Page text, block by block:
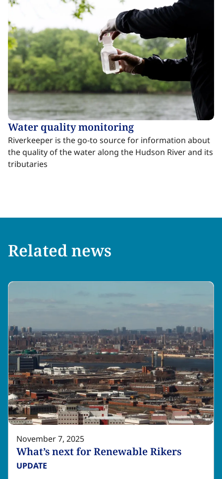
Water quality monitoring​​​​‌ ‍ ​‍​‍‌‍ ‌ ​‍‌‍‍‌‌‍‌ ‌‍‍‌‌‍ ‍​‍​‍​ ‍‍​‍​‍‌ ​ ‌‍​‌‌‍ ‍‌‍‍‌‌ ‌​‌ ‍‌​‍ ‍‌‍‍‌‌‍ ​‍​‍​‍ ​​‍​‍‌‍‍​‌ ​‍‌‍‌‌‌‍‌‍​‍​‍​ ‍‍​‍​‍‌‍‍​‌ ‌​‌ ‌​‌ ​​‌ ​ ​ ‍‍​‍ ​‍ ‌‍​ ‌‍ ‌‌ ​ ​‍ ‍‌‍ ‌‌‍​‌‌‍‍‌‌‍ ‍​‍ ‍​ ​‍​ ​​​ ​‍​ ‌​‌ ​‍‌‍‌‌‌‍‌​‌‍‌‌‌ ​ ‌‍‍‌‌‍‌ ‌‍ ‍​‍ ‍‌ ​‍‌‍‍‌‌ ‌‍‌‍‌‌‌ ​‍‌‍‍ ‌‍‌‌‌‍‌‌‌ ​​‌‍‌‌‌ ​‍​‍ ‍‌‍ ‌ ​‍‌‍‌ ​‍ ‌‍‍‌‌‍ ‍‌ ‌​‌‍‌‌‌‍ ‍‌ ‌​​‍ ‌‍‌‌‌‍‌​‌‍‍‌‌ ‌​​‍ ‌‍ ‌‌‍ ‌‍‌​‌‍‌‌​ ‌‌ ​​‌ ​‍‌‍‌‌‌ ​ ‌‍‌‌‌‍ ‍‌ ‌​‌‍​‌‌ ‌​‌‍‍‌‌‍ ‌‍ ‍​ ‍ ‌‍‍‌‌‍‌​​ ‌‌‍‌​‌‍​‍​ ‍‌​ ​‌​ ​​‌‍​‍‌‍​‍​ ​‌​‍ ‌​ ‌‍‌‍‌​​ ​​‌‍​‍​‍ ‌​ ‌​‌‍‌‍​ ‌‍​ ‍‌​‍ ‌​ ‍​‌‍‌‍​ ‌ ​ ​​​‍ ‌​ ‌‌‌‍‌​​ ​ ​ ​​​ ​​‌‍‌‍​ ‌‍​ ​‍‌‍​‌​ ​​​ ​‍‌‍​ ​ ‍ ‌ ‌​‌ ‍‌‌ ​​‌‍‌‌​ ‌‌‍​ ‌‍​‌‌‍ ‌‌ ​​‌‍​‌‌‍‍‌‌‍‌ ‌‍ ‍​ ‍ ‌ ​​‌‍​‌‌ ‌​‌‍‍​​ ‌‌ ‌​‌‍‍‌‌ ‌​‌‍ ​‌‍‌‌​ ‌‍​‍‌‍​‌‌ ​ ‌‍‌‌‌‌‌‌‌ ​‍‌‍ ​​ ‌‌‍‍​‌ ‌​‌ ‌​‌ ​​‌ ​ ​‍‌‌​ ​ ‌​​‌​‍‌‌​ ​‍‌​‌‍​‍‌‌​ ​‍‌​‌‍‌‍​ ‌‍ ‌‌ ​ ​‍ ‍‌‍ ‌‌‍​‌‌‍‍‌‌‍ ‍​‍ ‍​ ​‍​ ​​​ ​‍​ ‌​‌ ​‍‌‍‌‌‌‍‌​‌‍‌‌‌ ​ ‌‍‍‌‌‍‌ ‌‍ ‍​‍ ‍‌ ​‍‌‍‍‌‌ ‌‍‌‍‌‌‌ ​‍‌‍‍ ‌‍‌‌‌‍‌‌‌ ​​‌‍‌‌‌ ​‍​‍ ‍‌‍ ‌ ​‍‌‍‌ ​‍‌‍‌‍‍‌‌‍‌​​ ‌‌‍‌​‌‍​‍​ ‍‌​ ​‌​ ​​‌‍​‍‌‍​‍​ ​‌​‍ ‌​ ‌‍‌‍‌​​ ​​‌‍​‍​‍ ‌​ ‌​‌‍‌‍​ ‌‍​ ‍‌​‍ ‌​ ‍​‌‍‌‍​ ‌ ​ ​​​‍ ‌​ ‌‌‌‍‌​​ ​ ​ ​​​ ​​‌‍‌‍​ ‌‍​ ​‍‌‍​‌​ ​​​ ​‍‌‍​ ​‍‌‍‌ ‌​‌ ‍‌‌ ​​‌‍‌‌​ ‌‌‍​ ‌‍​‌‌‍ ‌‌ ​​‌‍​‌‌‍‍‌‌‍‌ ‌‍ ‍​‍‌‍‌ ​​‌‍​‌‌ ‌​‌‍‍​​ ‌‌ ‌​‌‍‍‌‌ ‌​‌‍ ​‌‍‌‌​‍‌‍‌ ​​‌‍‌‌‌ ​‍‌ ​ ‌ ​​‌‍‌‌‌‍​ ‌ ‌​‌‍‍‌‌ ‌‍‌‍‌‌​ ‌‌ ​​‌ ‌‌‌‍​‍‌‍ ​‌‍‍‌‌ ​ ‌‍‍​‌‍‌‌‌‍‌​​‍​‍‌ ‌
Riverkeeper is the go-to source for information about
the quality of the water along the Hudson River and its
tributaries​​​​‌ ‍ ​‍​‍‌‍ ‌ ​‍‌‍‍‌‌‍‌ ‌‍‍‌‌‍ ‍​‍​‍​ ‍‍​‍​‍‌ ​ ‌‍​‌‌‍ ‍‌‍‍‌‌ ‌​‌ ‍‌​‍ ‍‌‍‍‌‌‍ ​‍​‍​‍ ​​‍​‍‌‍‍​‌ ​‍‌‍‌‌‌‍‌‍​‍​‍​ ‍‍​‍​‍‌‍‍​‌ ‌​‌ ‌​‌ ​​‌ ​ ​ ‍‍​‍ ​‍ ‌‍​ ‌‍ ‌‌ ​ ​‍ ‍‌‍ ‌‌‍​‌‌‍‍‌‌‍ ‍​‍ ‍​ ​‍​ ​​​ ​‍​ ‌​‌ ​‍‌‍‌‌‌‍‌​‌‍‌‌‌ ​ ‌‍‍‌‌‍‌ ‌‍ ‍​‍ ‍‌ ​‍‌‍‍‌‌ ‌‍‌‍‌‌‌ ​‍‌‍‍ ‌‍‌‌‌‍‌‌‌ ​​‌‍‌‌‌ ​‍​‍ ‍‌‍ ‌ ​‍‌‍‌ ​‍ ‌‍‍‌‌‍ ‍‌ ‌​‌‍‌‌‌‍ ‍‌ ‌​​‍ ‌‍‌‌‌‍‌​‌‍‍‌‌ ‌​​‍ ‌‍ ‌‌‍ ‌‍‌​‌‍‌‌​ ‌‌ ​​‌ ​‍‌‍‌‌‌ ​ ‌‍‌‌‌‍ ‍‌ ‌​‌‍​‌‌ ‌​‌‍‍‌‌‍ ‌‍ ‍​ ‍ ‌‍‍‌‌‍‌​​ ‌‌‍‌​‌‍​‍​ ‍‌​ ​‌​ ​​‌‍​‍‌‍​‍​ ​‌​‍ ‌​ ‌‍‌‍‌​​ ​​‌‍​‍​‍ ‌​ ‌​‌‍‌‍​ ‌‍​ ‍‌​‍ ‌​ ‍​‌‍‌‍​ ‌ ​ ​​​‍ ‌​ ‌‌‌‍‌​​ ​ ​ ​​​ ​​‌‍‌‍​ ‌‍​ ​‍‌‍​‌​ ​​​ ​‍‌‍​ ​ ‍ ‌ ‌​‌ ‍‌‌ ​​‌‍‌‌​ ‌‌‍​ ‌‍​‌‌‍ ‌‌ ​​‌‍​‌‌‍‍‌‌‍‌ ‌‍ ‍​ ‍ ‌ ​​‌‍​‌‌ ‌​‌‍‍​​ ‌‌ ​ ‌‍‍​‌‍ ‌ ​‍‌ ‌​‌​‌​‌‍‌‌‌ ​ ‌‍​ ‌ ​‍‌‍‍‌‌ ​​‌ ‌​‌‍‍‌‌‍ ‌‍ ‍​ ‌‍​‍‌‍​‌‌ ​ ‌‍‌‌‌‌‌‌‌ ​‍‌‍ ​​ ‌‌‍‍​‌ ‌​‌ ‌​‌ ​​‌ ​ ​‍‌‌​ ​ ‌​​‌​‍‌‌​ ​‍‌​‌‍​‍‌‌​ ​‍‌​‌‍‌‍​ ‌‍ ‌‌ ​ ​‍ ‍‌‍ ‌‌‍​‌‌‍‍‌‌‍ ‍​‍ ‍​ ​‍​ ​​​ ​‍​ ‌​‌ ​‍‌‍‌‌‌‍‌​‌‍‌‌‌ ​ ‌‍‍‌‌‍‌ ‌‍ ‍​‍ ‍‌ ​‍‌‍‍‌‌ ‌‍‌‍‌‌‌ ​‍‌‍‍ ‌‍‌‌‌‍‌‌‌ ​​‌‍‌‌‌ ​‍​‍ ‍‌‍ ‌ ​‍‌‍‌ ​‍‌‍‌‍‍‌‌‍‌​​ ‌‌‍‌​‌‍​‍​ ‍‌​ ​‌​ ​​‌‍​‍‌‍​‍​ ​‌​‍ ‌​ ‌‍‌‍‌​​ ​​‌‍​‍​‍ ‌​ ‌​‌‍‌‍​ ‌‍​ ‍‌​‍ ‌​ ‍​‌‍‌‍​ ‌ ​ ​​​‍ ‌​ ‌‌‌‍‌​​ ​ ​ ​​​ ​​‌‍‌‍​ ‌‍​ ​‍‌‍​‌​ ​​​ ​‍‌‍​ ​‍‌‍‌ ‌​‌ ‍‌‌ ​​‌‍‌‌​ ‌‌‍​ ‌‍​‌‌‍ ‌‌ ​​‌‍​‌‌‍‍‌‌‍‌ ‌‍ ‍​‍‌‍‌ ​​‌‍​‌‌ ‌​‌‍‍​​ ‌‌ ​ ‌‍‍​‌‍ ‌ ​‍‌ ‌​‌​‌​‌‍‌‌‌ ​ ‌‍​ ‌ ​‍‌‍‍‌‌ ​​‌ ‌​‌‍‍‌‌‍ ‌‍ ‍​‍‌‍‌ ​​‌‍‌‌‌ ​‍‌ ​ ‌ ​​‌‍‌‌‌‍​ ‌ ‌​‌‍‍‌‌ ‌‍‌‍‌‌​ ‌‌ ​​‌ ‌‌‌‍​‍‌‍ ​‌‍‍‌‌ ​ ‌‍‍​‌‍‌‌‌‍‌​​‍​‍‌ ‌
Related news
November 7, 2025
What’s next for Renewable Rikers​​​​‌ ‍ ​‍​‍‌‍ ‌ ​‍‌‍‍‌‌‍‌ ‌‍‍‌‌‍ ‍​‍​‍​ ‍‍​‍​‍‌ ​ ‌‍​‌‌‍ ‍‌‍‍‌‌ ‌​‌ ‍‌​‍ ‍‌‍‍‌‌‍ ​‍​‍​‍ ​​‍​‍‌‍‍​‌ ​‍‌‍‌‌‌‍‌‍​‍​‍​ ‍‍​‍​‍‌‍‍​‌ ‌​‌ ‌​‌ ​​‌ ​ ​ ‍‍​‍ ​‍ ‌‍​ ‌‍ ‌‌ ​ ​‍ ‍‌‍ ‌‌‍​‌‌‍‍‌‌‍ ‍​‍ ‍​ ​‍​ ​​​ ​‍​ ‌​‌ ​‍‌‍‌‌‌‍‌​‌‍‌‌‌ ​ ‌‍‍‌‌‍‌ ‌‍ ‍​‍ ‍‌ ​‍‌‍‍‌‌ ‌‍‌‍‌‌‌ ​‍‌‍‍ ‌‍‌‌‌‍‌‌‌ ​​‌‍‌‌‌ ​‍​‍ ‍‌‍ ‌ ​‍‌‍‌ ​‍ ‌‍‍‌‌‍ ‍‌ ‌​‌‍‌‌‌‍ ‍‌ ‌​​‍ ‌‍‌‌‌‍‌​‌‍‍‌‌ ‌​​‍ ‌‍ ‌‌‍ ‌‍‌​‌‍‌‌​ ‌‌ ​​‌ ​‍‌‍‌‌‌ ​ ‌‍‌‌‌‍ ‍‌ ‌​‌‍​‌‌ ‌​‌‍‍‌‌‍ ‌‍ ‍​ ‍ ‌‍‍‌‌‍‌​​ ‌​ ‌​​ ​ ‌‍​‍‌‍​ ​ ‌​​ ​ ​ ​ ​ ​​​‍ ‌​ ‌ ‌‍‌​​ ​‌‌‍‌‌​‍ ‌​ ‌​‌‍​‌​ ‌ ‌‍​ ​‍ ‌​ ‍‌​ ​​​ ‌‌‌‍​‍​‍ ‌​ ‍​‌‍​ ​ ‌ ​ ‌ ​ ‌‍​ ‌ ​ ‍‌‌‍​ ​ ‌‍​ ‌‍​ ‍​​ ‌‌​ ‍ ‌ ‌​‌ ‍‌‌ ​​‌‍‌‌​ ‌‌‍​‌‌ ​‍‌ ‌​‌‍‍‌‌‍​ ‌‍ ​‌‍‌‌​ ‍ ‌ ​​‌‍​‌‌ ‌​‌‍‍​​ ‌‌ ‌​‌‍‍‌‌ ‌​‌‍ ​‌‍‌‌​ ‌‍​‍‌‍​‌‌ ​ ‌‍‌‌‌‌‌‌‌ ​‍‌‍ ​​ ‌‌‍‍​‌ ‌​‌ ‌​‌ ​​‌ ​ ​‍‌‌​ ​ ‌​​‌​‍‌‌​ ​‍‌​‌‍​‍‌‌​ ​‍‌​‌‍‌‍​ ‌‍ ‌‌ ​ ​‍ ‍‌‍ ‌‌‍​‌‌‍‍‌‌‍ ‍​‍ ‍​ ​‍​ ​​​ ​‍​ ‌​‌ ​‍‌‍‌‌‌‍‌​‌‍‌‌‌ ​ ‌‍‍‌‌‍‌ ‌‍ ‍​‍ ‍‌ ​‍‌‍‍‌‌ ‌‍‌‍‌‌‌ ​‍‌‍‍ ‌‍‌‌‌‍‌‌‌ ​​‌‍‌‌‌ ​‍​‍ ‍‌‍ ‌ ​‍‌‍‌ ​‍‌‍‌‍‍‌‌‍‌​​ ‌​ ‌​​ ​ ‌‍​‍‌‍​ ​ ‌​​ ​ ​ ​ ​ ​​​‍ ‌​ ‌ ‌‍‌​​ ​‌‌‍‌‌​‍ ‌​ ‌​‌‍​‌​ ‌ ‌‍​ ​‍ ‌​ ‍‌​ ​​​ ‌‌‌‍​‍​‍ ‌​ ‍​‌‍​ ​ ‌ ​ ‌ ​ ‌‍​ ‌ ​ ‍‌‌‍​ ​ ‌‍​ ‌‍​ ‍​​ ‌‌​‍‌‍‌ ‌​‌ ‍‌‌ ​​‌‍‌‌​ ‌‌‍​‌‌ ​‍‌ ‌​‌‍‍‌‌‍​ ‌‍ ​‌‍‌‌​‍‌‍‌ ​​‌‍​‌‌ ‌​‌‍‍​​ ‌‌ ‌​‌‍‍‌‌ ‌​‌‍ ​‌‍‌‌​‍‌‍‌ ​​‌‍‌‌‌ ​‍‌ ​ ‌ ​​‌‍‌‌‌‍​ ‌ ‌​‌‍‍‌‌ ‌‍‌‍‌‌​ ‌‌ ​​‌ ‌‌‌‍​‍‌‍ ​‌‍‍‌‌ ​ ‌‍‍​‌‍‌‌‌‍‌​​‍​‍‌ ‌
UPDATE​​​​‌ ‍ ​‍​‍‌‍ ‌ ​‍‌‍‍‌‌‍‌ ‌‍‍‌‌‍ ‍​‍​‍​ ‍‍​‍​‍‌ ​ ‌‍​‌‌‍ ‍‌‍‍‌‌ ‌​‌ ‍‌​‍ ‍‌‍‍‌‌‍ ​‍​‍​‍ ​​‍​‍‌‍‍​‌ ​‍‌‍‌‌‌‍‌‍​‍​‍​ ‍‍​‍​‍‌‍‍​‌ ‌​‌ ‌​‌ ​​‌ ​ ​ ‍‍​‍ ​‍ ‌‍​ ‌‍ ‌‌ ​ ​‍ ‍‌‍ ‌‌‍​‌‌‍‍‌‌‍ ‍​‍ ‍​ ​‍​ ​​​ ​‍​ ‌​‌ ​‍‌‍‌‌‌‍‌​‌‍‌‌‌ ​ ‌‍‍‌‌‍‌ ‌‍ ‍​‍ ‍‌ ​‍‌‍‍‌‌ ‌‍‌‍‌‌‌ ​‍‌‍‍ ‌‍‌‌‌‍‌‌‌ ​​‌‍‌‌‌ ​‍​‍ ‍‌‍ ‌ ​‍‌‍‌ ​‍ ‌‍‍‌‌‍ ‍‌ ‌​‌‍‌‌‌‍ ‍‌ ‌​​‍ ‌‍‌‌‌‍‌​‌‍‍‌‌ ‌​​‍ ‌‍ ‌‌‍ ‌‍‌​‌‍‌‌​ ‌‌ ​​‌ ​‍‌‍‌‌‌ ​ ‌‍‌‌‌‍ ‍‌ ‌​‌‍​‌‌ ‌​‌‍‍‌‌‍ ‌‍ ‍​ ‍ ‌‍‍‌‌‍‌​​ ‌​ ‌‍‌‍​‍​ ‌‌‌‍‌‌​ ‌‍​ ​ ‌‍‌‍‌‍‌‍​‍ ‌​ ​‌​ ‌​​ ‌‍​ ‌ ​‍ ‌​ ‌​​ ‌‌‌‍​‌​ ​‌​‍ ‌‌‍​‌‌‍​‌​ ​​‌‍​‌​‍ ‌​ ​ ​ ​‌‌‍‌‌‌‍​‍​ ‌​​ ​‍‌‍‌‍​ ‍‌​ ​‍​ ​ ​ ‌ ​ ‍‌​ ‍ ‌ ‌​‌ ‍‌‌ ​​‌‍‌‌​ ‌‌‍​ ‌‍​‌‌ ‌​‌‍‌‌‌‍‌ ‌‍ ‌ ​‍‌ ‍‌​ ‍ ‌ ​​‌‍​‌‌ ‌​‌‍‍​​ ‌‌‍ ‍‌‍​‌‌‍ ‌‌‍‌‌​ ‌‍​‍‌‍​‌‌ ​ ‌‍‌‌‌‌‌‌‌ ​‍‌‍ ​​ ‌‌‍‍​‌ ‌​‌ ‌​‌ ​​‌ ​ ​‍‌‌​ ​ ‌​​‌​‍‌‌​ ​‍‌​‌‍​‍‌‌​ ​‍‌​‌‍‌‍​ ‌‍ ‌‌ ​ ​‍ ‍‌‍ ‌‌‍​‌‌‍‍‌‌‍ ‍​‍ ‍​ ​‍​ ​​​ ​‍​ ‌​‌ ​‍‌‍‌‌‌‍‌​‌‍‌‌‌ ​ ‌‍‍‌‌‍‌ ‌‍ ‍​‍ ‍‌ ​‍‌‍‍‌‌ ‌‍‌‍‌‌‌ ​‍‌‍‍ ‌‍‌‌‌‍‌‌‌ ​​‌‍‌‌‌ ​‍​‍ ‍‌‍ ‌ ​‍‌‍‌ ​‍‌‍‌‍‍‌‌‍‌​​ ‌​ ‌‍‌‍​‍​ ‌‌‌‍‌‌​ ‌‍​ ​ ‌‍‌‍‌‍‌‍​‍ ‌​ ​‌​ ‌​​ ‌‍​ ‌ ​‍ ‌​ ‌​​ ‌‌‌‍​‌​ ​‌​‍ ‌‌‍​‌‌‍​‌​ ​​‌‍​‌​‍ ‌​ ​ ​ ​‌‌‍‌‌‌‍​‍​ ‌​​ ​‍‌‍‌‍​ ‍‌​ ​‍​ ​ ​ ‌ ​ ‍‌​‍‌‍‌ ‌​‌ ‍‌‌ ​​‌‍‌‌​ ‌‌‍​ ‌‍​‌‌ ‌​‌‍‌‌‌‍‌ ‌‍ ‌ ​‍‌ ‍‌​‍‌‍‌ ​​‌‍​‌‌ ‌​‌‍‍​​ ‌‌‍ ‍‌‍​‌‌‍ ‌‌‍‌‌​‍‌‍‌ ​​‌‍‌‌‌ ​‍‌ ​ ‌ ​​‌‍‌‌‌‍​ ‌ ‌​‌‍‍‌‌ ‌‍‌‍‌‌​ ‌‌ ​​‌ ‌‌‌‍​‍‌‍ ​‌‍‍‌‌ ​ ‌‍‍​‌‍‌‌‌‍‌​​‍​‍‌ ‌